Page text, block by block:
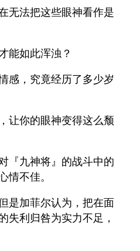
无法把这些眼神看作是
能如此浑浊？
感，究竟经历了多少岁
让你的眼神变得这么颓
『九神将』的战斗中的
情不佳。
是加菲尔认为，把在面
失利归咎为实力不足，